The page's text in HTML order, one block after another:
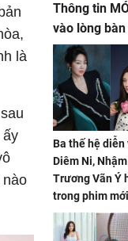
là
ấy
Thông tin
vào lòng bàn
Ba thế hệ diễn
Diêm Ni,
Trương Vãn Ý
trong phim mới